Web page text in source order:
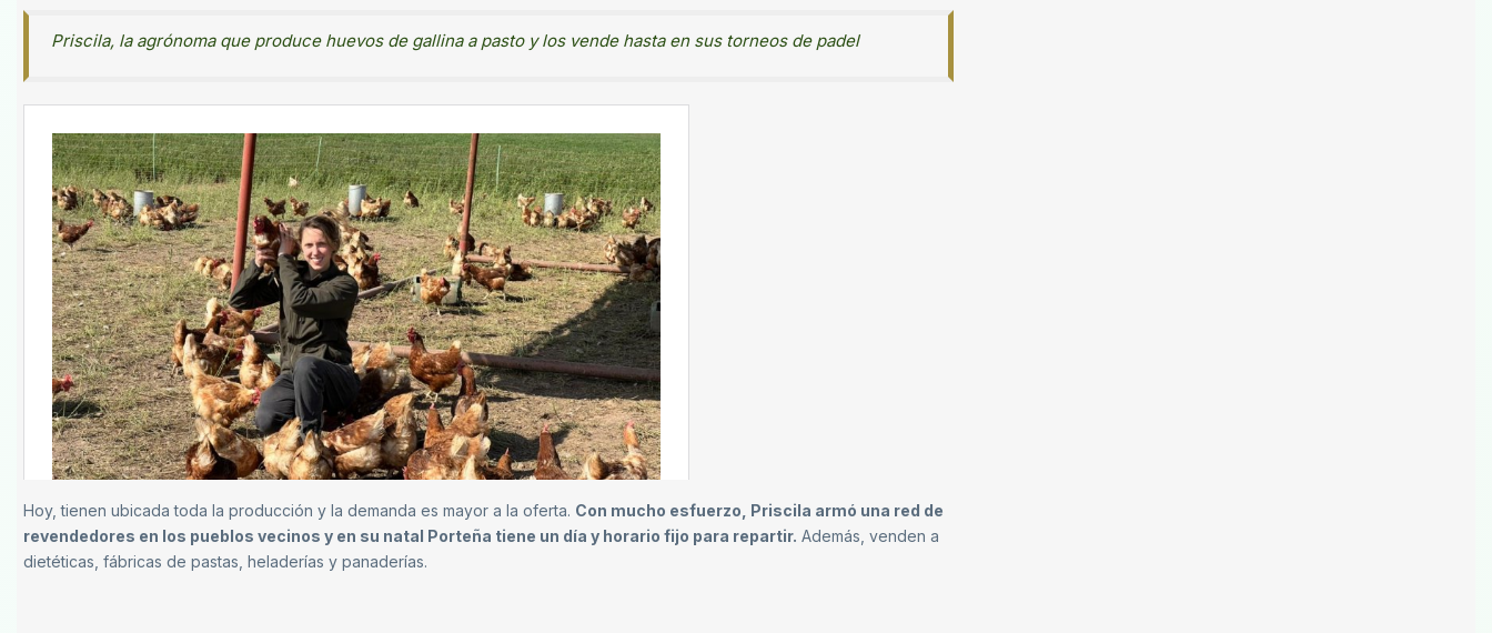
Priscila, la agrónoma que produce huevos de gallina a pasto y los vende hasta en sus torneos de padel
Hoy, tienen ubicada toda la producción y la demanda es mayor a la oferta. Con mucho esfuerzo, Priscila armó una red de
revendedores en los pueblos vecinos y en su natal Porteña tiene un día y horario fijo para repartir. Además, venden a
dietéticas, fábricas de pastas, heladerías y panaderías.